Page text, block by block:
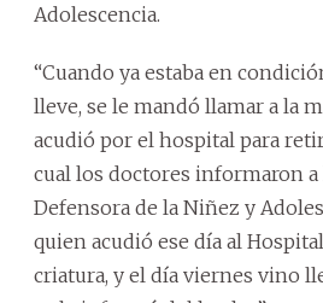
Adolescencia.
“Cuando ya estaba en
lleve, se le mandó llamar a la
acudió por el hospital para
cual los doctores informaron
Defensora de la Niñez y
quien acudió ese día al
criatura, y el día viernes vino